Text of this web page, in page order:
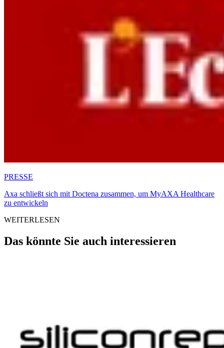
PRESSE
Axa schließt sich mit Doctena zusammen, um MyAXA Healthcare
zu entwickeln
WEITERLESEN
Das könnte Sie auch interessieren